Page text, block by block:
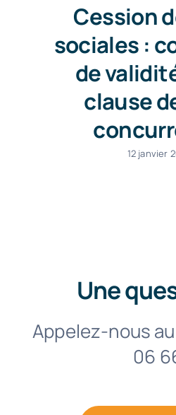
Cession
sociales :
de
clause
12 janvier
Une
Appelez-nous au
06